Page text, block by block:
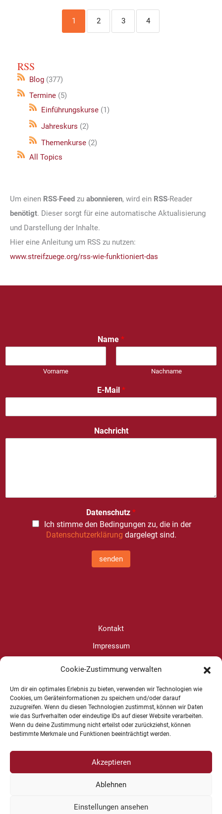
Cookie-Zustimmung verwalten
Um dir ein optimales Erlebnis zu bieten, verwenden wir Technologien wie
Cookies, um Geräteinformationen zu speichern und/oder darauf
zuzugreifen. Wenn du diesen Technologien zustimmst, können wir Daten
wie das Surfverhalten oder eindeutige IDs auf dieser Website verarbeiten.
Wenn du deine Zustimmung nicht erteilst oder zurückziehst, können
bestimmte Merkmale und Funktionen beeinträchtigt werden.
Akzeptieren
Ablehnen
Einstellungen ansehen
1 2 3 4
RSS
Blog(377)
Termine(5)
Einführungskurse(1)
Jahreskurs (2)
Themenkurse(2)
All Topics
Um einen RSS-Feed zu abonnieren, wird ein RSS-Reader
benötigt. Dieser sorgt für eine automatische Aktualisierung
und Darstellung der Inhalte.
Hier eine Anleitung um RSS zu nutzen:
www.streifzuege.org/rss-wie-funktioniert-das
Name *
Vorname Nachname
E-Mail *
Nachricht
Datenschutz *
Ich stimme den Bedingungen zu, die in der
Datenschutzerklärung dargelegt sind.
senden
Kontakt
Impressum
Christine Wanjura
+49 1625 624599
-www.cohowe.de